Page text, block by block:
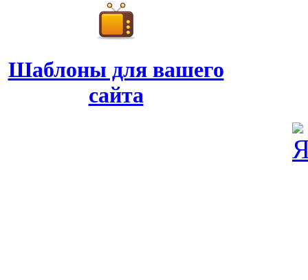
Шаблоны для вашего
сайта